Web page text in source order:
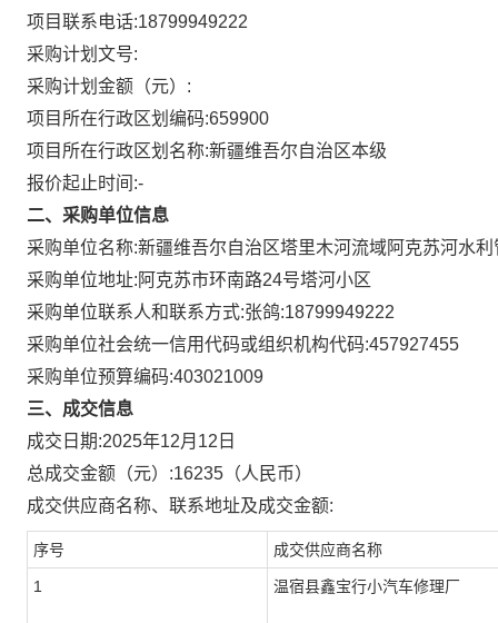
项目联系电话:18799949222
采购计划文号:
采购计划金额（元）:
项目所在行政区划编码:659900
项目所在行政区划名称:新疆维吾尔自治区本级
报价起止时间:-
二、采购单位信息
采购单位名称:新疆维吾尔自治区塔里木河流域阿克苏河水利
采购单位地址: 阿克苏市环南路24号塔河小区
采购单位联系人和联系方式:张鸽:18799949222
采购单位社会统一信用代码或组织机构代码:457927455
采购单位预算编码:403021009
三、成交信息
成交日期:2025年12月12日
总成交金额（元）:16235 （人民币）
成交供应商名称、联系地址及成交金额:
序号 成交供应商名称
1 温宿县鑫宝行小汽车修理厂